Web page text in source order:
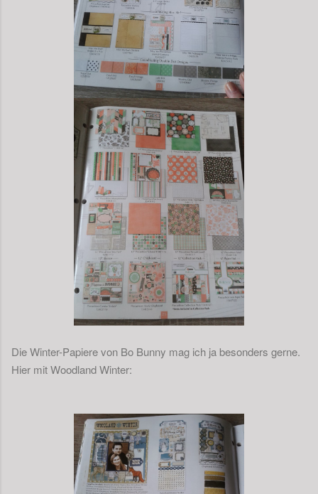
Die Winter-Papiere von Bo Bunny mag ich ja besonders gerne.
Hier mit Woodland Winter: